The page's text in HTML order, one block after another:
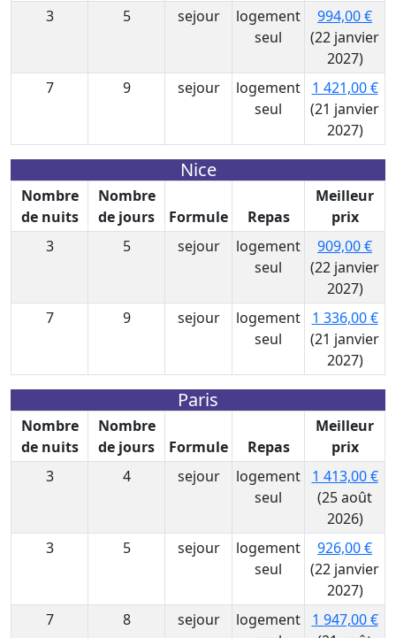
3 5 sejour
logement
seul
994,00 €
(22 janvier
2027)
7
9 sejour
logement
seul
1 421,00 €
(21 janvier
2027)
Nice
Nombre
de nuits
Nombre
de jours
Formule Repas
Meilleur
prix
3
5 sejour
logement
seul
909,00 €
(22 janvier
2027)
7
9 sejour
logement
seul
1 336,00 €
(21 janvier
2027)
Paris
Nombre
de nuits
Nombre
de jours
Formule Repas
Meilleur
prix
3
4 sejour
logement
seul
1 413,00 €
(25 août
2026)
3
5 sejour
logement
seul
926,00 €
(22 janvier
2027)
7
8 sejour
logement
1 947,00 €